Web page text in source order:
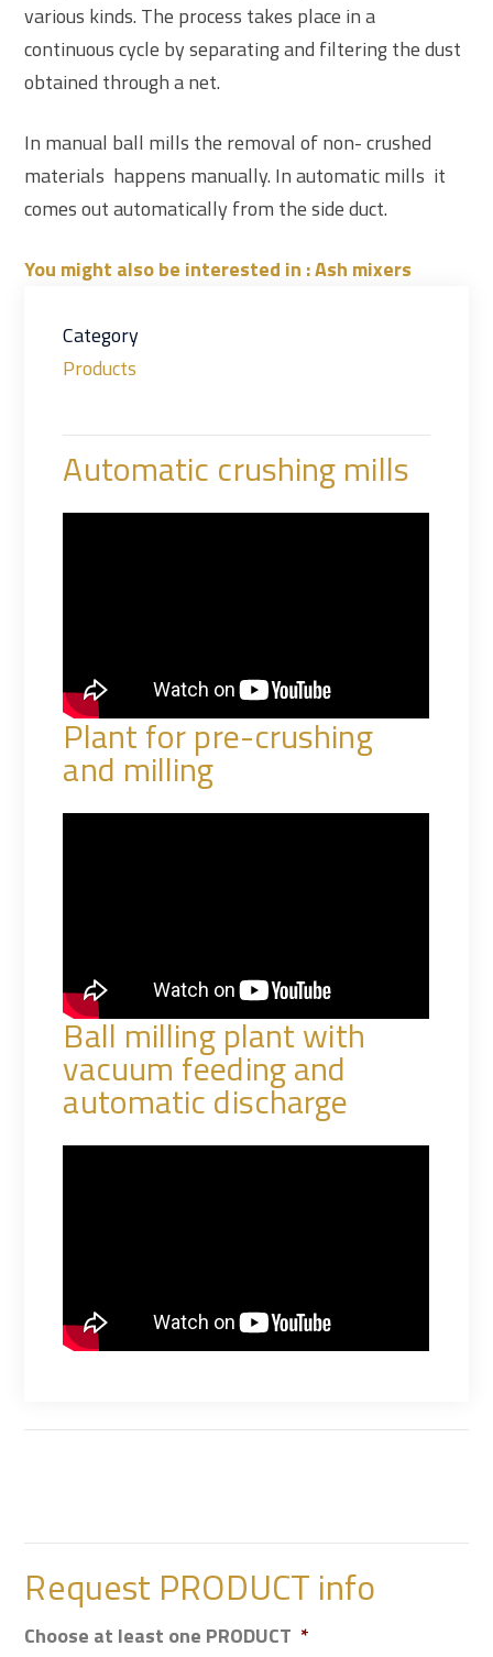
various kinds. The process takes place in a
continuous cycle by separating and filtering the dust
obtained through a net.
In manual ball mills the removal of non- crushed
materials happens manually. In automatic mills it
comes out automatically from the side duct.
You might also be interested in : Ash mixers
Category
Products
Automatic crushing mills
Plant for pre-crushing
and milling
Ball milling plant with
vacuum feeding and
automatic discharge
Request PRODUCT info
Choose at least one PRODUCT *